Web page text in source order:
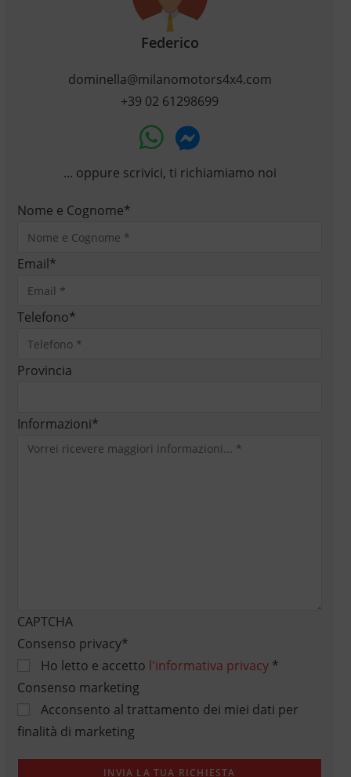
Federico
dominella@milanomotors4x4.com
+39 02 61298699
... oppure scrivici, ti richiamiamo noi
Nome e Cognome*
Email*
Telefono*
Provincia
Informazioni*
CAPTCHA
Consenso privacy*
Ho letto e accetto l'informativa privacy*
Consenso marketing
Acconsento al trattamento dei miei dati per
finalità di marketing